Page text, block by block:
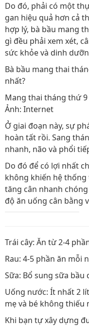
Do đó, phải có một
gan hiệu quả hơn cả
hợp lý, bà bầu mang
gì đều phải xem xét,
sức khỏe và dinh
Bà bầu mang thai
nhất?
Mang thai tháng thứ
Ảnh: Internet
Ở giai đoạn này, sự
hoàn tất rồi. Sang
nhanh, não và phổi
Do đó để có lợi nhất
không khiến hệ
tăng cân nhanh
độ ăn uống cân bằng
Trái cây: Ăn từ 2-4
Rau: 4-5 phần ăn mỗi
Sữa: Bổ sung sữa
Uống nước: Ít nhất 2
mẹ và bé không thiếu
Khi bạn tự xây dựng